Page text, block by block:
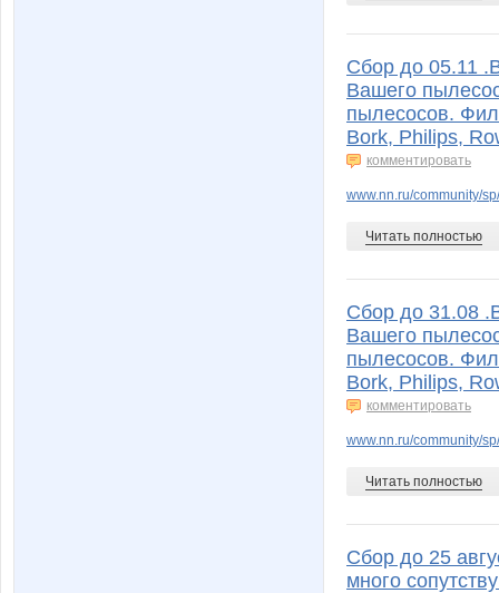
Сбор до 05.11
Вашего
пылесосов.
Bork, Philips,
комментировать
www.nn.ru/community/
Читать полностью
Сбор до 31.08
Вашего
пылесосов.
Bork, Philips,
комментировать
www.nn.ru/community/
Читать полностью
Сбор до 25
много